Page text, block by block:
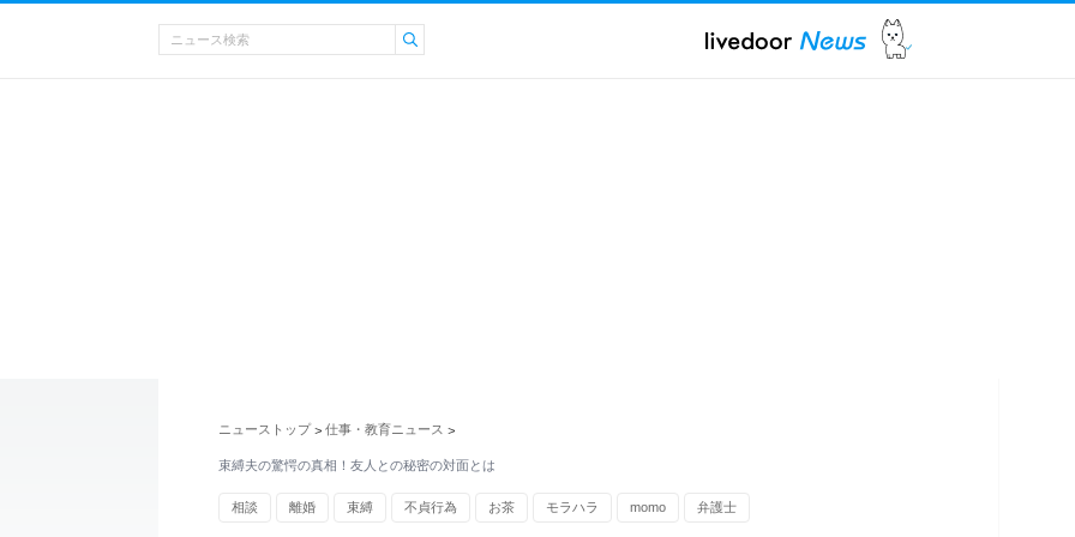
ニューストップ > 仕事・教育ニュース >
束縛夫の驚愕の真相！友人との秘密の対面とは
相談 離婚 束縛 不貞行為 お茶 モラハラ momo 弁護士